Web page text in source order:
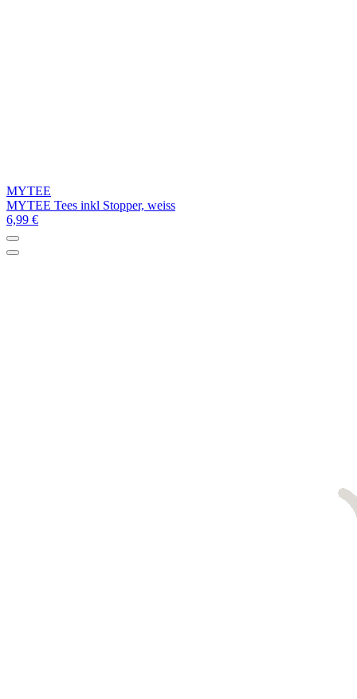
MYTEE
MYTEE Tees inkl Stopper, weiss
6,99 €